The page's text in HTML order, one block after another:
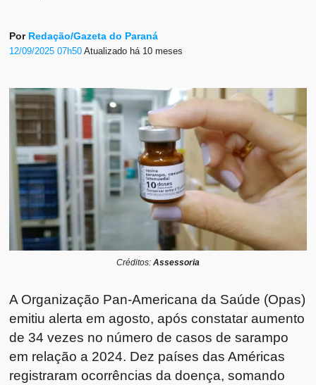
Por Redação/Gazeta do Paraná
12/09/2025 07h50Atualizado há 10 meses
Créditos: Assessoria
A Organização Pan-Americana da Saúde (Opas)
emitiu alerta em agosto, após constatar aumento
de 34 vezes no número de casos de sarampo
em relação a 2024. Dez países das Américas
registraram ocorrências da doença, somando